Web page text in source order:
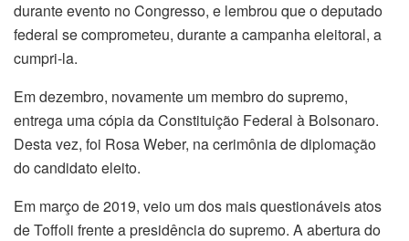
durante evento no Congresso, e lembrou que o deputado
federal se comprometeu, durante a campanha eleitoral, a
cumpri-la.
Em dezembro, novamente um membro do supremo,
entrega uma cópia da Constituição Federal à Bolsonaro.
Desta vez, foi Rosa Weber, na cerimônia de diplomação
do candidato eleito.
Em março de 2019, veio um dos mais questionáveis atos
de Toffoli frente a presidência do supremo. A abertura do